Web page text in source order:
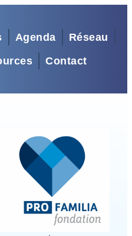
Agenda
Réseau
Contact